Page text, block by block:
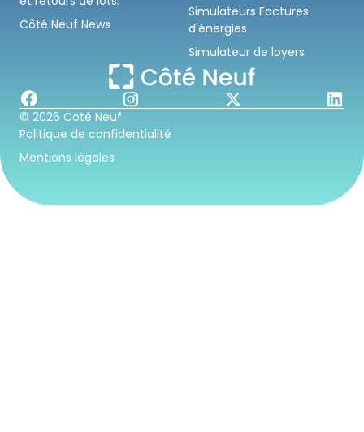
Côté Neuf News
Simulateurs Factures
d'énergies
Simulateur de loyers
© 2026 Coté Neuf.
Politique de confidentialité
Mentions légales